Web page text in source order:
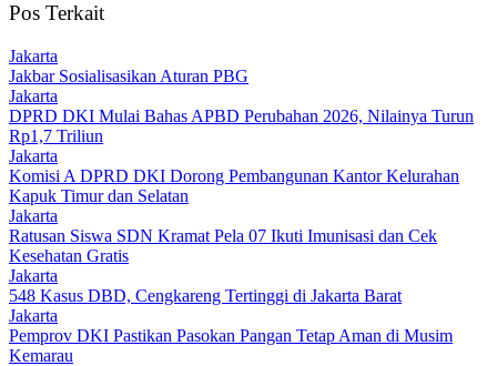
Pos Terkait
Jakarta
Jakbar Sosialisasikan Aturan PBG
Jakarta
DPRD DKI Mulai Bahas APBD Perubahan 2026, Nilainya Turun
Rp1,7 Triliun
Jakarta
Komisi A DPRD DKI Dorong Pembangunan Kantor Kelurahan
Kapuk Timur dan Selatan
Jakarta
Ratusan Siswa SDN Kramat Pela 07 Ikuti Imunisasi dan Cek
Kesehatan Gratis
Jakarta
548 Kasus DBD, Cengkareng Tertinggi di Jakarta Barat
Jakarta
Pemprov DKI Pastikan Pasokan Pangan Tetap Aman di Musim
Kemarau